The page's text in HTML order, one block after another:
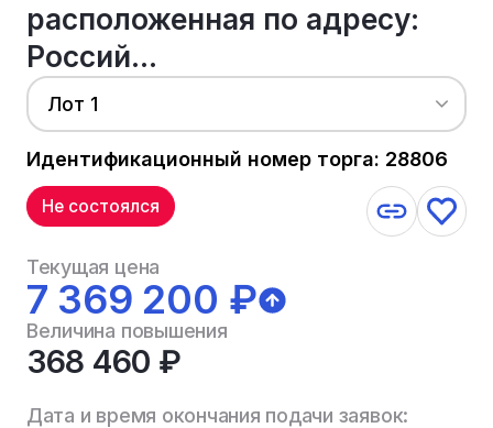
расположенная по адресу:
Россий...
Лот 1
Идентификационный номер торга: 28806
Не состоялся
Текущая цена
7 369 200 ₽
Величина повышения
368 460 ₽
Дата и время окончания подачи заявок: